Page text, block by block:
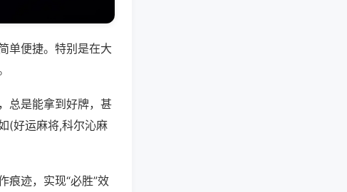
单便捷。特别是在大
总是能拿到好牌，甚
(好运麻将,科尔沁麻
痕迹，实现“必胜”效